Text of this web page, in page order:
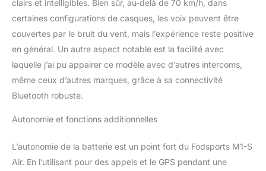
Supérieure : Profitez d'un
son clair et cristallin
même à grande vitesse
grâce à notre
technologie de réduction
du bruit avancée. Les
microphones et haut-
assurent une
audio immersive. Batterie
Longue Durée de
clairs et intelligibles. Bien sûr, au-delà de 70 km/h, dans
certaines configurations de casques, les voix peuvent être
couvertes par le bruit du vent, mais l’expérience reste positive
en général. Un autre aspect notable est la facilité avec
laquelle j’ai pu appairer ce modèle avec d’autres intercoms,
même ceux d’autres marques, grâce à sa connectivité
Bluetooth robuste.
Autonomie et fonctions additionnelles
L’autonomie de la batterie est un point fort du Fodsports M1-S
Air. En l’utilisant pour des appels et le GPS pendant une